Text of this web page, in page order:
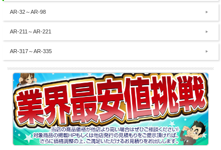
AR-32～AR-98
AR-211～AR-221
AR-317～AR-335